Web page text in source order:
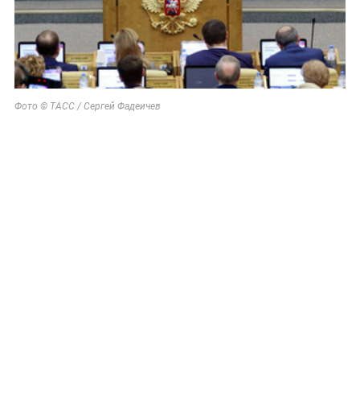
Фото © ТАСС / Сергей Фадеичев